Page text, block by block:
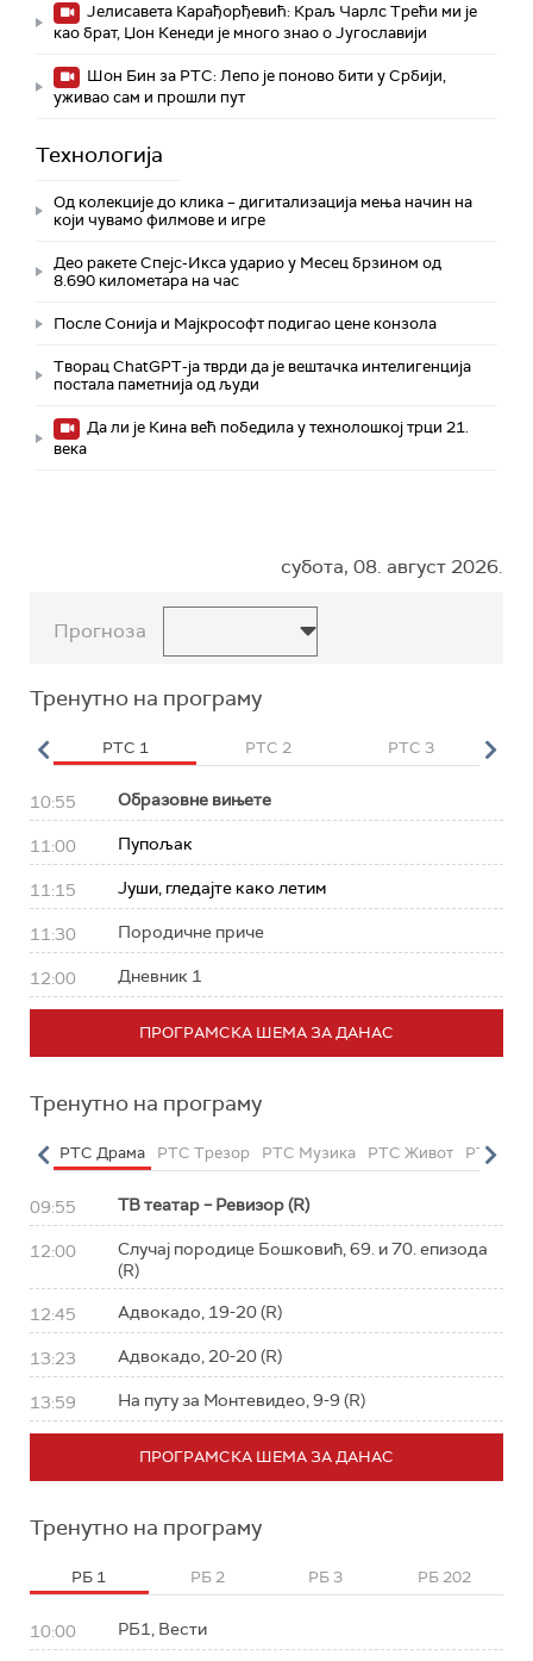
Јелисавета Карађорђевић: Краљ Чарлс Трећи ми је
као брат, Џон Кенеди је много знао о Југославији
Шон Бин за РТС: Лепо је поново бити у Србији,
уживао сам и прошли пут
Технологијa
Од колекције до клика – дигитализација мења начин на
који чувамо филмове и игре
Део ракете Спејс-Икса ударио у Месец брзином од
8.690 километара на час
После Сонија и Мајкрософт подигао цене конзола
Творац ChatGPT-ја тврди да је вештачка интелигенција
постала паметнија од људи
Да ли је Кина већ победила у технолошкој трци 21.
века
субота, 08. август 2026.
Прогноза
Тренутно на програму
РТС 1 РТС 2 РТС 3
10:55 Образовне вињете
11:00 Пупољак
11:15 Јуши, гледајте како летим
11:30 Породичне приче
12:00 Дневник 1
ПРОГРАМСКА ШЕМА ЗА ДАНАС
Тренутно на програму
РТС Драма РТС Трезор РТС Музика РТС Живот РТС
09:55 ТВ театар – Ревизор (R)
12:00
Случај породице Бошковић, 69. и 70. епизода
(R)
12:45 Адвокадо, 19-20 (R)
13:23 Адвокадо, 20-20 (R)
13:59 На путу за Монтевидео, 9-9 (R)
ПРОГРАМСКА ШЕМА ЗА ДАНАС
Тренутно на програму
РБ 1 РБ 2 РБ 3 РБ 202
10:00 РБ1, Вести